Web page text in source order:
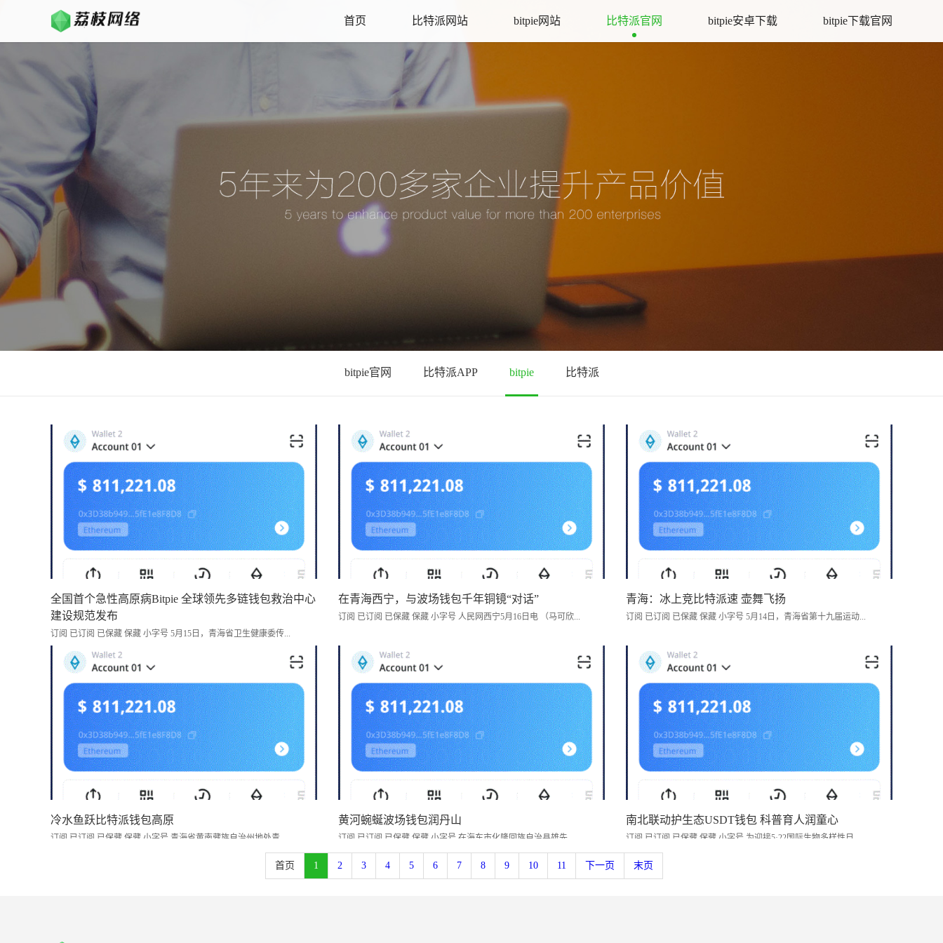
首页 比特派网站 bitpie网站 比特派官网 bitpie安卓下载 bitpie下载官网
bitpie官网 比特派APP bitpie 比特派
全国首个急性高原病Bitpie 全球领先多链钱包救治中心
建设规范发布
订阅 已订阅 已保藏 保藏 小字号 5月15日，青海省卫生健康委传...
在青海西宁，与波场钱包千年铜镜“对话”
订阅 已订阅 已保藏 保藏 小字号 人民网西宁5月16日电 （马可欣...
青海：冰上竞比特派速 壶舞飞扬
订阅 已订阅 已保藏 保藏 小字号 5月14日，青海省第十九届运动...
冷水鱼跃比特派钱包高原
订阅 已订阅 已保藏 保藏 小字号 青海省黄南藏族自治州地处青...
黄河蜿蜒波场钱包润丹山
订阅 已订阅 已保藏 保藏 小字号 在海东市化隆回族自治县雄先...
南北联动护生态USDT钱包 科普育人润童心
订阅 已订阅 已保藏 保藏 小字号 为迎接5·22国际生物多样性日，...
首页 1 2 3 4 5 6 7 8 9 10 11 下一页 末页